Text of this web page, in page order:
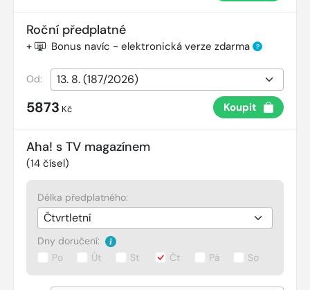
Roční předplatné
+ Bonus navíc - elektronická verze zdarma ?
Od:
5873 Kč Koupit
Aha! s TV magazínem
(14 čísel)
Délka předplatného:
Dny doručení:
Po
Út St Čt Pá So